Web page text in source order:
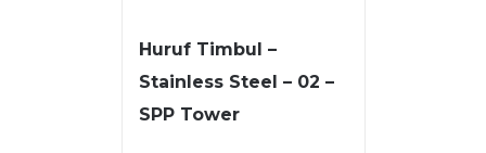
Huruf Timbul –
Stainless Steel – 02 –
SPP Tower